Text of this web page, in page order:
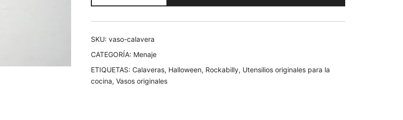
cantidad
SKU: vaso-calavera
CATEGORÍA: Menaje
ETIQUETAS: Calaveras, Halloween, Rockabilly, Utensilios originales para la
cocina, Vasos originales